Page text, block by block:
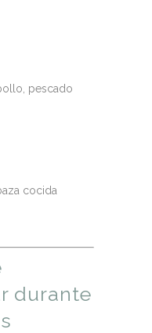
pescado
cocida
durante